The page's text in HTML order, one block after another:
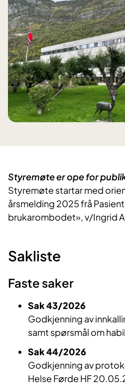
Styremøte er ope for
Styremøte startar med
årsmelding 2025 frå
brukarombodet», v/Ingrid
Sakliste
Faste saker
​Sak 43/2026
Godkjenning av
samt spørsmål om
Sak 44/2026
Godkjenning av
Helse Førde HF